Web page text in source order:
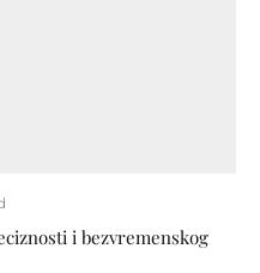
i bezvremenskog